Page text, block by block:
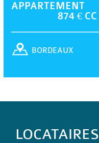
APPARTEMENT
874 € CC
BORDEAUX
LOCATAIRES